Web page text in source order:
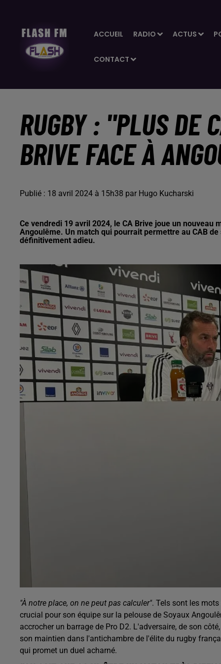
ACCUEIL RADIO ACTUS
CONTACT
RUGBY : "PLUS DE
BRIVE FACE À
Publié : 18 avril 2024 à 15h38 par Hugo Kucharski
Ce vendredi 19 avril 2024, le CA Brive joue un nouveau
Angoulême. Un match qui pourrait permettre au CAB
définitivement adieu.
"À notre place, on ne peut pas calculer". Tels sont les
crucial pour son équipe sur la pelouse de Soyaux
accrocher un barrage de Pro D2. L'adversaire, de son
son maintien dans l'antichambre de l'élite du rugby
qui promet un duel acharné.